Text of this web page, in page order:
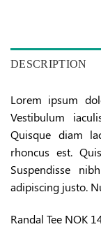
DESCRIPTION
Lorem ipsum
Vestibulum
Quisque diam
rhoncus est.
Suspendisse
adipiscing justo.
Randal Tee NOK